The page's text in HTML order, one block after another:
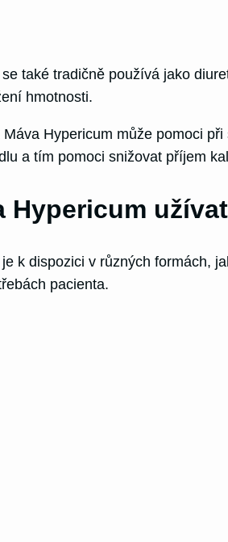
také tradičně používá jako
hmotnosti.
Hypericum může pomoci
a tím pomoci snižovat příjem
Hypericum
k dispozici v různých formách,
pacienta.